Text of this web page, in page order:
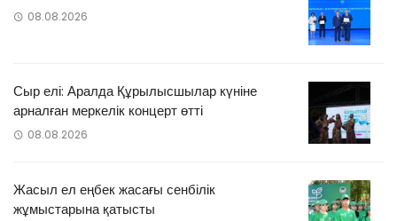
08.08.2026
Сыр елі: Аралда Құрылысшылар күніне
арналған меркелік концерт өтті
08.08.2026
Жасыл ел еңбек жасағы сенбілік
жұмыстарына қатысты